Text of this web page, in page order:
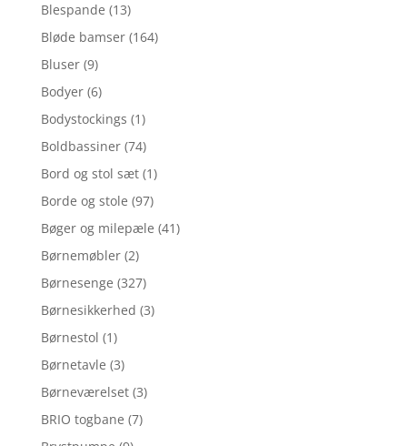
Blespande (13)
Bløde bamser (164)
Bluser (9)
Bodyer (6)
Bodystockings (1)
Boldbassiner (74)
Bord og stol sæt (1)
Borde og stole (97)
Bøger og milepæle (41)
Børnemøbler (2)
Børnesenge (327)
Børnesikkerhed (3)
Børnestol (1)
Børnetavle (3)
Børneværelset (3)
BRIO togbane (7)